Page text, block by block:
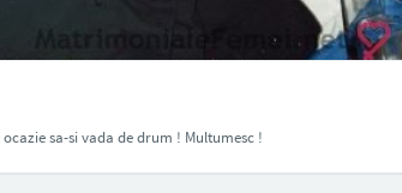
sa-si vada de drum ! Multumesc !